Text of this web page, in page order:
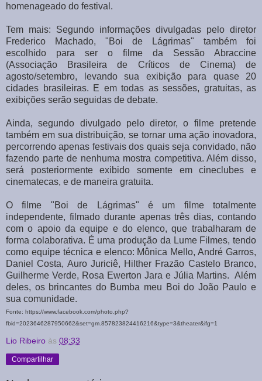
homenageado do festival.
Tem mais: Segundo informações divulgadas pelo diretor
Frederico Machado, "Boi de Lágrimas" também foi
escolhido para ser o filme da Sessão Abraccine
(Associação Brasileira de Críticos de Cinema) de
agosto/setembro, levando sua exibição para quase 20
cidades brasileiras. E em todas as sessões, gratuitas, as
exibições serão seguidas de debate.
Ainda, segundo divulgado pelo diretor, o filme pretende
também em sua distribuição, se tornar uma ação inovadora,
percorrendo apenas festivais dos quais seja convidado, não
fazendo parte de nenhuma mostra competitiva. Além disso,
será posteriormente exibido somente em cineclubes e
cinematecas, e de maneira gratuita.
O filme "Boi de Lágrimas" é um filme totalmente
independente, filmado durante apenas três dias, contando
com o apoio da equipe e do elenco, que trabalharam de
forma colaborativa. É uma produção da Lume Filmes, tendo
como equipe técnica e elenco: Mônica Mello, André Garros,
Daniel Costa, Auro Juriciê, Hilther Frazão Castelo Branco,
Guilherme Verde, Rosa Ewerton Jara e Júlia Martins. Além
deles, os brincantes do Bumba meu Boi do João Paulo e
sua comunidade.
Fonte: https://www.facebook.com/photo.php?
fbid=2023646287950662&set=gm.857823824416216&type=3&theater&ifg=1
Lio Ribeiro às 08:33
Compartilhar